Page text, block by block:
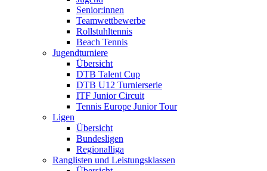
Senior:innen
Teamwettbewerbe
Rollstuhltennis
Beach Tennis
Jugendturniere
Übersicht
DTB Talent Cup
DTB U12 Turnierserie
ITF Junior Circuit
Tennis Europe Junior Tour
Ligen
Übersicht
Bundesligen
Regionalliga
Ranglisten und Leistungsklassen